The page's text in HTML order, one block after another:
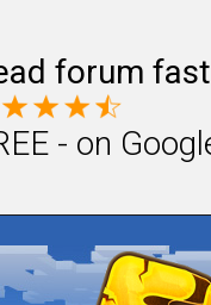
forum
- on